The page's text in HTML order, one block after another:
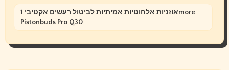
אוזניות אלחוטיות אמיתיות לביטול רעשים אקטיבי 1more
Pistonbuds Pro Q30